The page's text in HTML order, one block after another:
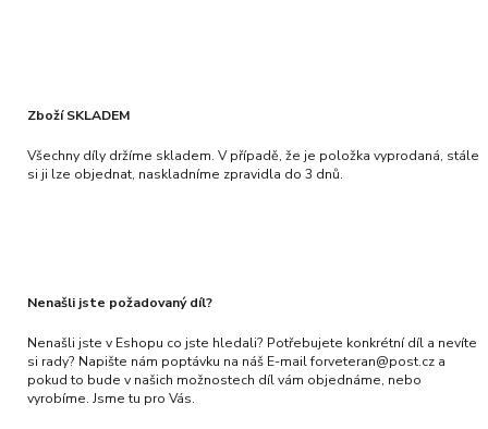
Zboží SKLADEM
Všechny díly držíme skladem. V případě, že je položka vyprodaná, stále
si ji lze objednat, naskladníme zpravidla do 3 dnů.
Nenašli jste požadovaný díl?
Nenašli jste v Eshopu co jste hledali? Potřebujete konkrétní díl a nevíte
si rady? Napište nám poptávku na náš E-mail forveteran@post.cz a
pokud to bude v našich možnostech díl vám objednáme, nebo
vyrobíme. Jsme tu pro Vás.